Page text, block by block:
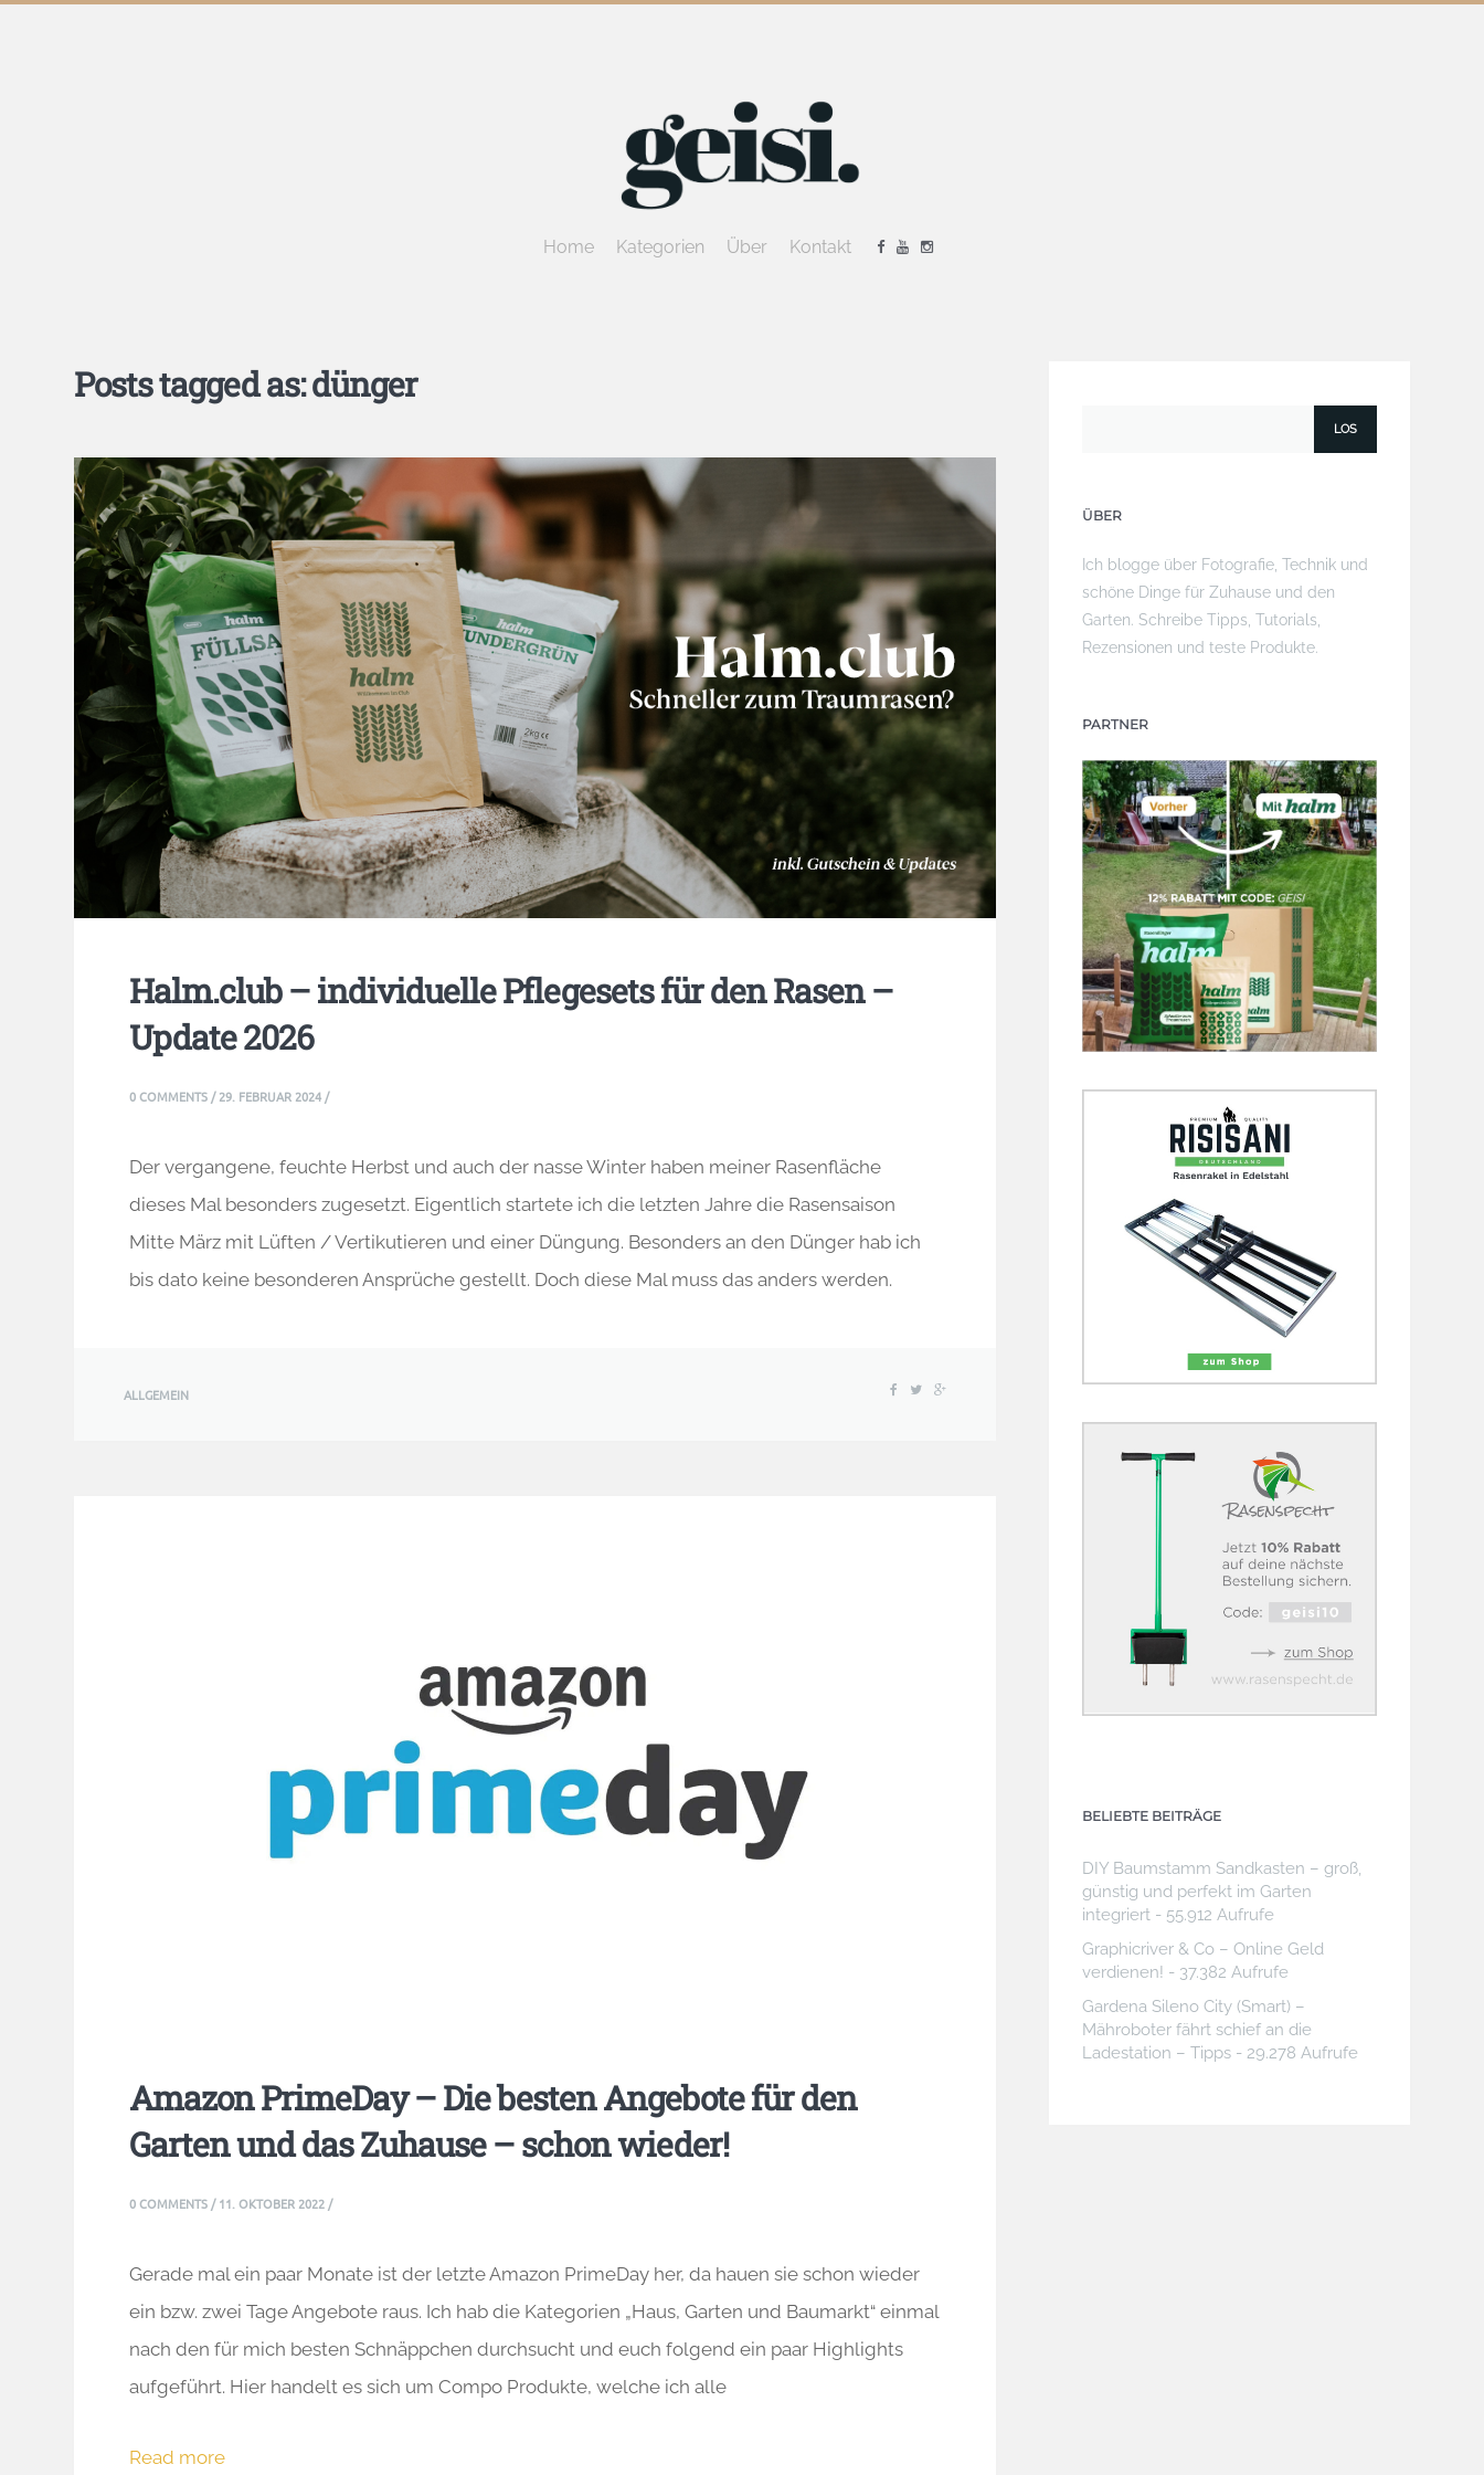
Home Kategorien Über Kontakt
Posts tagged as: dünger
Halm.club – individuelle Pflegesets für den Rasen –
Update 2026
0 COMMENTS /29. FEBRUAR 2024/
Der vergangene, feuchte Herbst und auch der nasse Winter haben meiner Rasenfläche
dieses Mal besonders zugesetzt. Eigentlich startete ich die letzten Jahre die Rasensaison
Mitte März mit Lüften / Vertikutieren und einer Düngung. Besonders an den Dünger hab ich
bis dato keine besonderen Ansprüche gestellt. Doch diese Mal muss das anders werden.
ALLGEMEIN
Amazon PrimeDay – Die besten Angebote für den
Garten und das Zuhause – schon wieder!
0 COMMENTS /11. OKTOBER 2022/
Gerade mal ein paar Monate ist der letzte Amazon PrimeDay her, da hauen sie schon wieder
ein bzw. zwei Tage Angebote raus. Ich hab die Kategorien „Haus, Garten und Baumarkt“ einmal
nach den für mich besten Schnäppchen durchsucht und euch folgend ein paar Highlights
aufgeführt. Hier handelt es sich um Compo Produkte, welche ich alle
Read more
ÜBER
Ich blogge über Fotografie, Technik und
schöne Dinge für Zuhause und den
Garten. Schreibe Tipps, Tutorials,
Rezensionen und teste Produkte.
PARTNER
BELIEBTE BEITRÄGE
DIY Baumstamm Sandkasten – groß,
günstig und perfekt im Garten
integriert - 55.912 Aufrufe
Graphicriver & Co – Online Geld
verdienen! - 37.382 Aufrufe
Gardena Sileno City (Smart) –
Mähroboter fährt schief an die
Ladestation – Tipps - 29.278 Aufrufe